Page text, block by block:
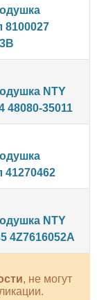
8100027
NTY
48080-35011
41270462
NTY
4Z7616052A
, не могут